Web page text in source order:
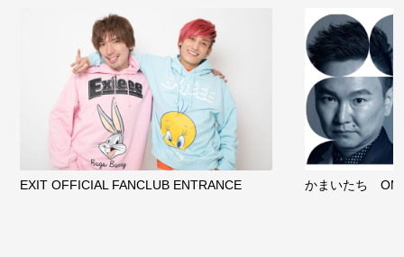
EXIT OFFICIAL FANCLUB ENTRANCE かまいたち